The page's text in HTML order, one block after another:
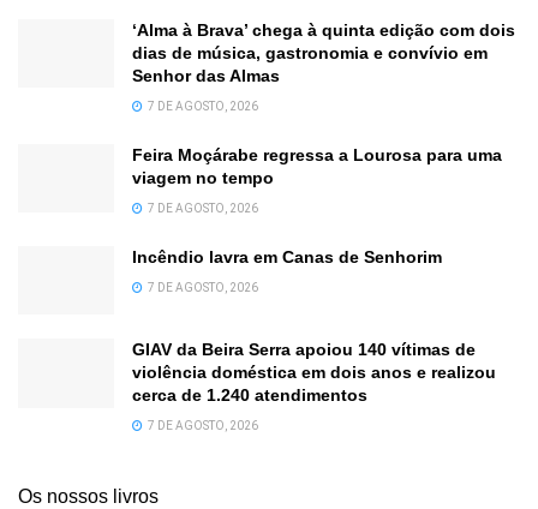
‘Alma à Brava’ chega à quinta edição com dois
dias de música, gastronomia e convívio em
Senhor das Almas
7 DE AGOSTO, 2026
Feira Moçárabe regressa a Lourosa para uma
viagem no tempo
7 DE AGOSTO, 2026
Incêndio lavra em Canas de Senhorim
7 DE AGOSTO, 2026
GIAV da Beira Serra apoiou 140 vítimas de
violência doméstica em dois anos e realizou
cerca de 1.240 atendimentos
7 DE AGOSTO, 2026
Os nossos livros